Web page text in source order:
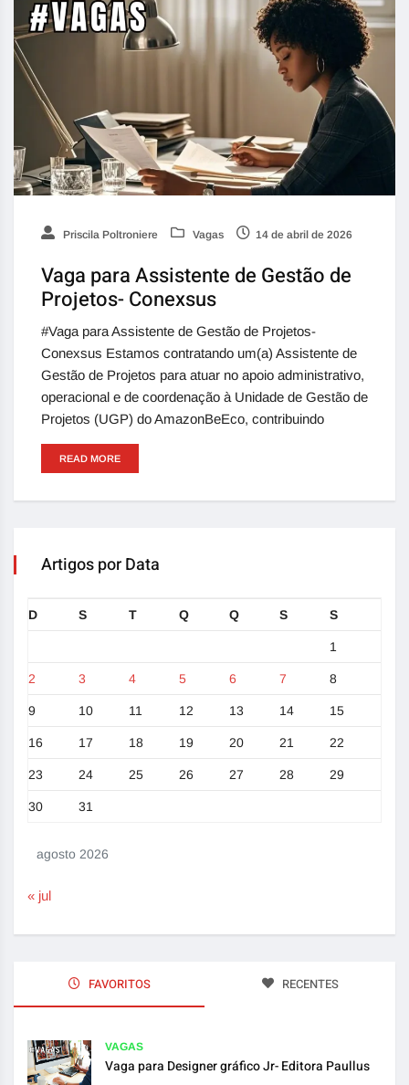
Priscila Poltroniere Vagas 14 de abril de 2026
Vaga para Assistente de Gestão de
Projetos- Conexsus
#Vaga para Assistente de Gestão de Projetos-
Conexsus Estamos contratando um(a) Assistente de
Gestão de Projetos para atuar no apoio administrativo,
operacional e de coordenação à Unidade de Gestão de
Projetos (UGP) do AmazonBeEco, contribuindo
READ MORE
Artigos por Data
agosto 2026
D S T Q Q S S
1
2 3 4 5 6 7 8
9 10 11 12 13 14 15
16 17 18 19 20 21 22
23 24 25 26 27 28 29
30 31
« jul
FAVORITOS RECENTES
VAGAS
Vaga para Designer gráfico Jr- Editora Paullus